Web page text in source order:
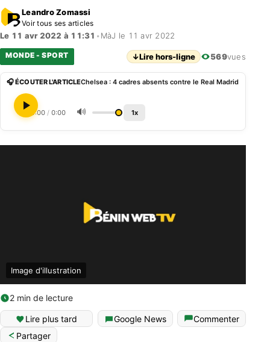
Leandro Zomassi
Voir tous ses articles
Le 11 avr 2022 à 11:31 • MàJ le 11 avr 2022
MONDE - SPORT ↓Lire hors-ligne 569vues
🎧 ÉCOUTER L'ARTICLEChelsea : 4 cadres absents contre le Real Madrid
0:00 / 0:00 🔊 1x
Image d'illustration
2 min de lecture
Lire plus tard Google News
Commenter
Partager